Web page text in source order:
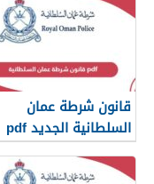
قانون شرطة عمان
السلطانية الجديد pdf